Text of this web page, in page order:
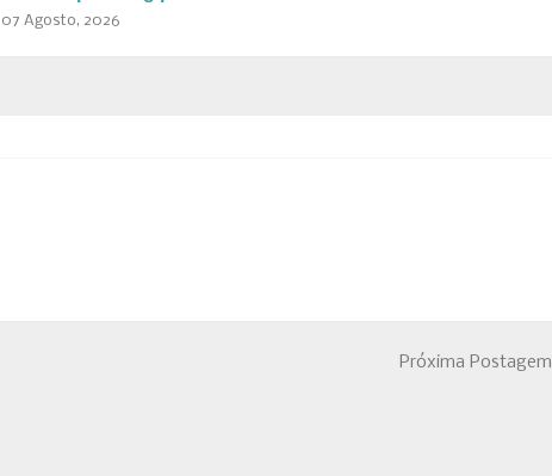
07 Agosto, 2026
Próxima Postagem